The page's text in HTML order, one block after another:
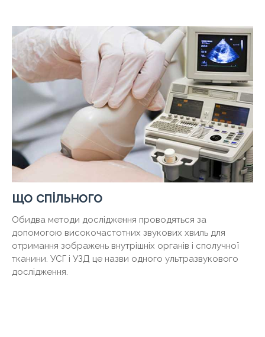
що спільного
Обидва методи дослідження проводяться за
допомогою високочастотних звукових хвиль для
отримання зображень внутрішніх органів і сполучної
тканини. УСГ і УЗД це назви одного ультразвукового
дослідження.